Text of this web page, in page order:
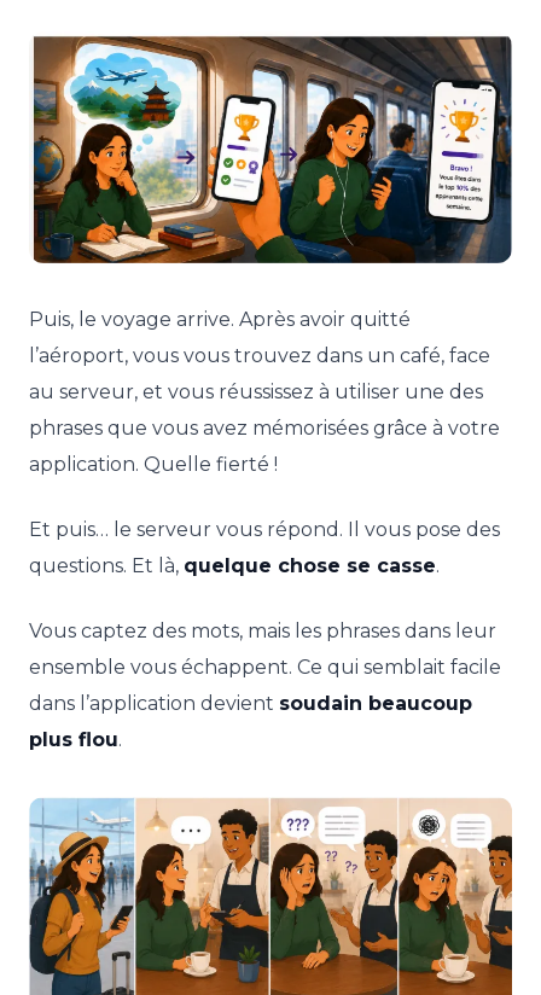
Puis, le voyage arrive. Après avoir quitté
l’aéroport, vous vous trouvez dans un café, face
au serveur, et vous réussissez à utiliser une des
phrases que vous avez mémorisées grâce à votre
application. Quelle fierté !
Et puis… le serveur vous répond. Il vous pose des
questions. Et là, quelque chose se casse.
Vous captez des mots, mais les phrases dans leur
ensemble vous échappent. Ce qui semblait facile
dans l’application devient soudain beaucoup
plus flou.